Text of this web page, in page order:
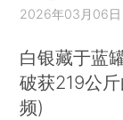
2026年03月06日
白银藏于蓝
破获219公
频)